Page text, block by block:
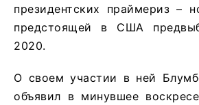
президентских праймериз –
предстоящей в США
2020.
О своем участии в ней
объявил в минувшее